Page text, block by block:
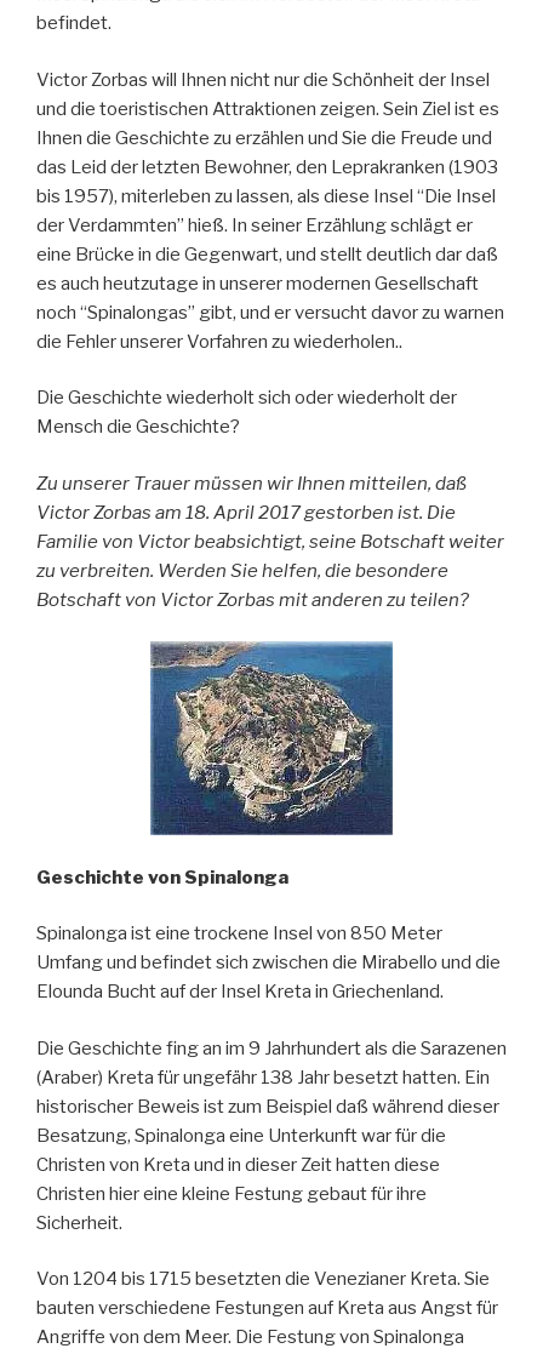
befindet.
Victor Zorbas will Ihnen nicht nur die Schönheit der Insel
und die toeristischen Attraktionen zeigen. Sein Ziel ist es
Ihnen die Geschichte zu erzählen und Sie die Freude und
das Leid der letzten Bewohner, den Leprakranken (1903
bis 1957), miterleben zu lassen, als diese Insel “Die Insel
der Verdammten” hieß. In seiner Erzählung schlägt er
eine Brücke in die Gegenwart, und stellt deutlich dar daß
es auch heutzutage in unserer modernen Gesellschaft
noch “Spinalongas” gibt, und er versucht davor zu warnen
die Fehler unserer Vorfahren zu wiederholen..
Die Geschichte wiederholt sich oder wiederholt der
Mensch die Geschichte?
Zu unserer Trauer müssen wir Ihnen mitteilen, daß
Victor Zorbas am 18. April 2017 gestorben ist. Die
Familie von Victor beabsichtigt, seine Botschaft weiter
zu verbreiten. Werden Sie helfen, die besondere
Botschaft von Victor Zorbas mit anderen zu teilen?
Geschichte von Spinalonga
Spinalonga ist eine trockene Insel von 850 Meter
Umfang und befindet sich zwischen die Mirabello und die
Elounda Bucht auf der Insel Kreta in Griechenland.
Die Geschichte fing an im 9 Jahrhundert als die Sarazenen
(Araber) Kreta für ungefähr 138 Jahr besetzt hatten. Ein
historischer Beweis ist zum Beispiel daß während dieser
Besatzung, Spinalonga eine Unterkunft war für die
Christen von Kreta und in dieser Zeit hatten diese
Christen hier eine kleine Festung gebaut für ihre
Sicherheit.
Von 1204 bis 1715 besetzten die Venezianer Kreta. Sie
bauten verschiedene Festungen auf Kreta aus Angst für
Angriffe von dem Meer. Die Festung von Spinalonga